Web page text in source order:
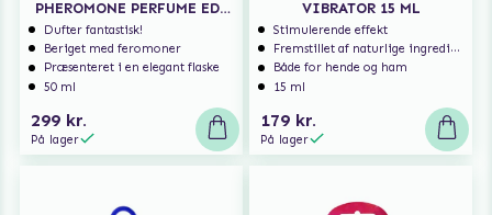
PHEROMONE PERFUME EDT
INVOKE SEDUCTION 50 ML
Dufter fantastisk!
Beriget med feromoner
Præsenteret i en elegant flaske
50 ml
299 kr.
På lager
VIBRATOR 15 ML
Stimulerende effekt
Fremstillet af naturlige ingredienser
Både for hende og ham
15 ml
179 kr.
På lager